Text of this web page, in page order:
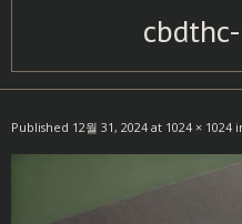
Published 12월 31, 2024 at 1024 × 1024